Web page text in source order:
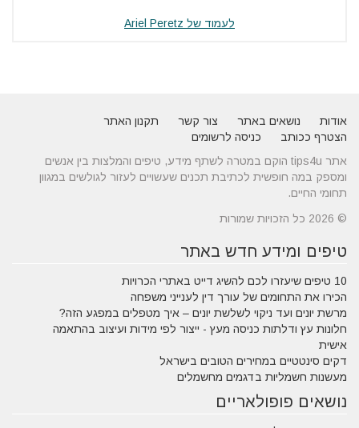
לעמוד של Ariel Peretz
אודות נושאים באתר צור קשר
תקנון האתר
הצטרף ככותב
כניסה לרשומים
אתר tips4u הוקם במטרה לשתף מידע, טיפים והמלצות בין אנשים
ומספק במה חופשית לכתיבת תכנים שעשויים לעזור לגולשים במגוון
תחומי החיים.
© 2026 כל הזכויות שמורות
טיפים ומידע חדש באתר
10 טיפים שיעזרו לכם להשיג דייט באתרי הכרויות
הכירו את התחומים של עורך דין לענייני משפחה
מרשת יונים ועד ניקוי לשלשת יונים – איך מטפלים במפגע הזה?
חלונות עץ ודלתות כניסה מעץ - ייצור לפי מידות ועיצוב בהתאמה
אישית
דקים סינטטיים במחירים הטובים בישראל
מעשנות חשמליות בדגמים מחשמלים
נושאים פופולאריים